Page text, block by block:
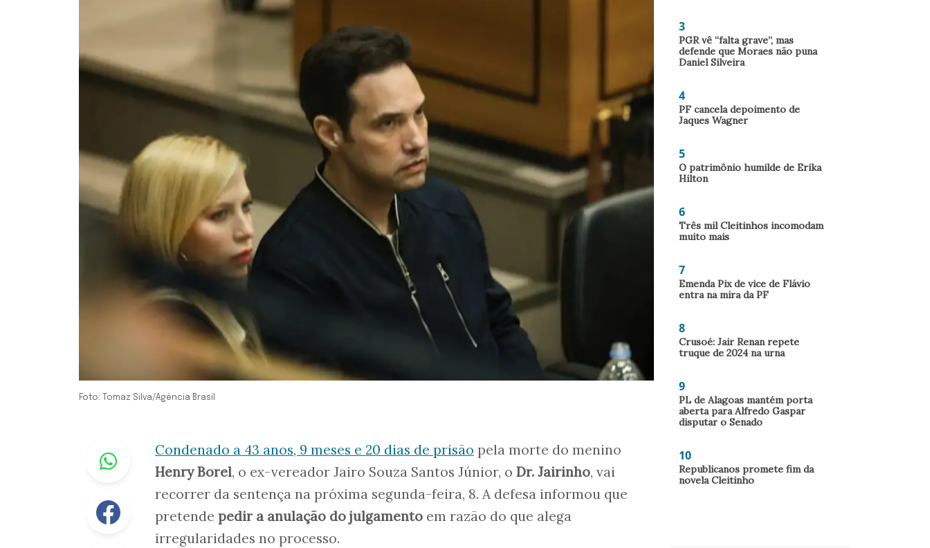
Foto: Tomaz Silva/Agência Brasil
Whastapp
Facebook
Condenado a 43 anos, 9 meses e 20 dias de prisão pela morte do menino
Henry Borel, o ex-vereador Jairo Souza Santos Júnior, o Dr. Jairinho, vai
recorrer da sentença na próxima segunda-feira, 8. A defesa informou que
pretende pedir a anulação do julgamento em razão do que alega
irregularidades no processo.
3
PGR vê “falta grave”, mas
defende que Moraes não puna
Daniel Silveira
4
PF cancela depoimento de
Jaques Wagner
5
O patrimônio humilde de Erika
Hilton
6
Três mil Cleitinhos incomodam
muito mais
7
Emenda Pix de vice de Flávio
entra na mira da PF
8
Crusoé: Jair Renan repete
truque de 2024 na urna
9
PL de Alagoas mantém porta
aberta para Alfredo Gaspar
disputar o Senado
10
Republicanos promete fim da
novela Cleitinho